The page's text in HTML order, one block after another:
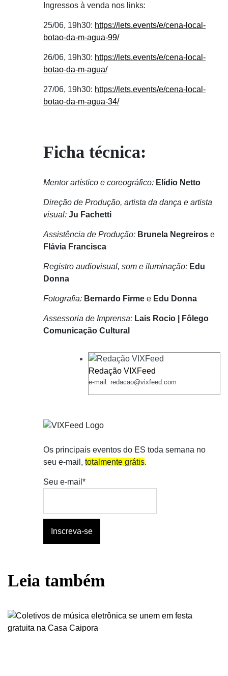
Ingressos à venda nos links:
25/06, 19h30: https://lets.events/e/cena-local-
botao-da-m-agua-99/
26/06, 19h30: https://lets.events/e/cena-local-
botao-da-m-agua/
27/06, 19h30: https://lets.events/e/cena-local-
botao-da-m-agua-34/
Ficha técnica:
Mentor artístico e coreográfico: Elídio Netto
Direção de Produção, artista da dança e artista
visual: Ju Fachetti
Assistência de Produção: Brunela Negreiros e
Flávia Francisca
Registro audiovisual, som e iluminação: Edu
Donna
Fotografia: Bernardo Firme e Edu Donna
Assessoria de Imprensa: Lais Rocio | Fôlego
Comunicação Cultural
Redação VIXFeed
e-mail: redacao@vixfeed.com
Os principais eventos do ES toda semana no
seu e-mail, totalmente grátis.
Seu e-mail*
Leia também